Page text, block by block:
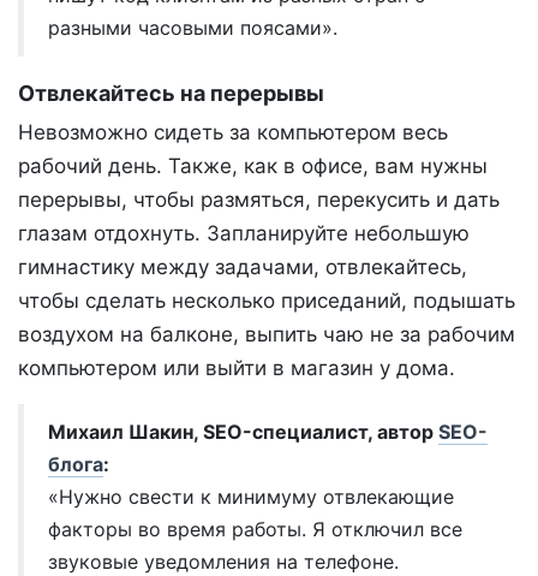
разными часовыми поясами».
Отвлекайтесь на перерывы
Невозможно сидеть за компьютером весь
рабочий день. Также, как в офисе, вам нужны
перерывы, чтобы размяться, перекусить и дать
глазам отдохнуть. Запланируйте небольшую
гимнастику между задачами, отвлекайтесь,
чтобы сделать несколько приседаний, подышать
воздухом на балконе, выпить чаю не за рабочим
компьютером или выйти в магазин у дома.
Михаил Шакин, SEO-специалист, автор SEO-
блога:
«Нужно свести к минимуму отвлекающие
факторы во время работы. Я отключил все
звуковые уведомления на телефоне.